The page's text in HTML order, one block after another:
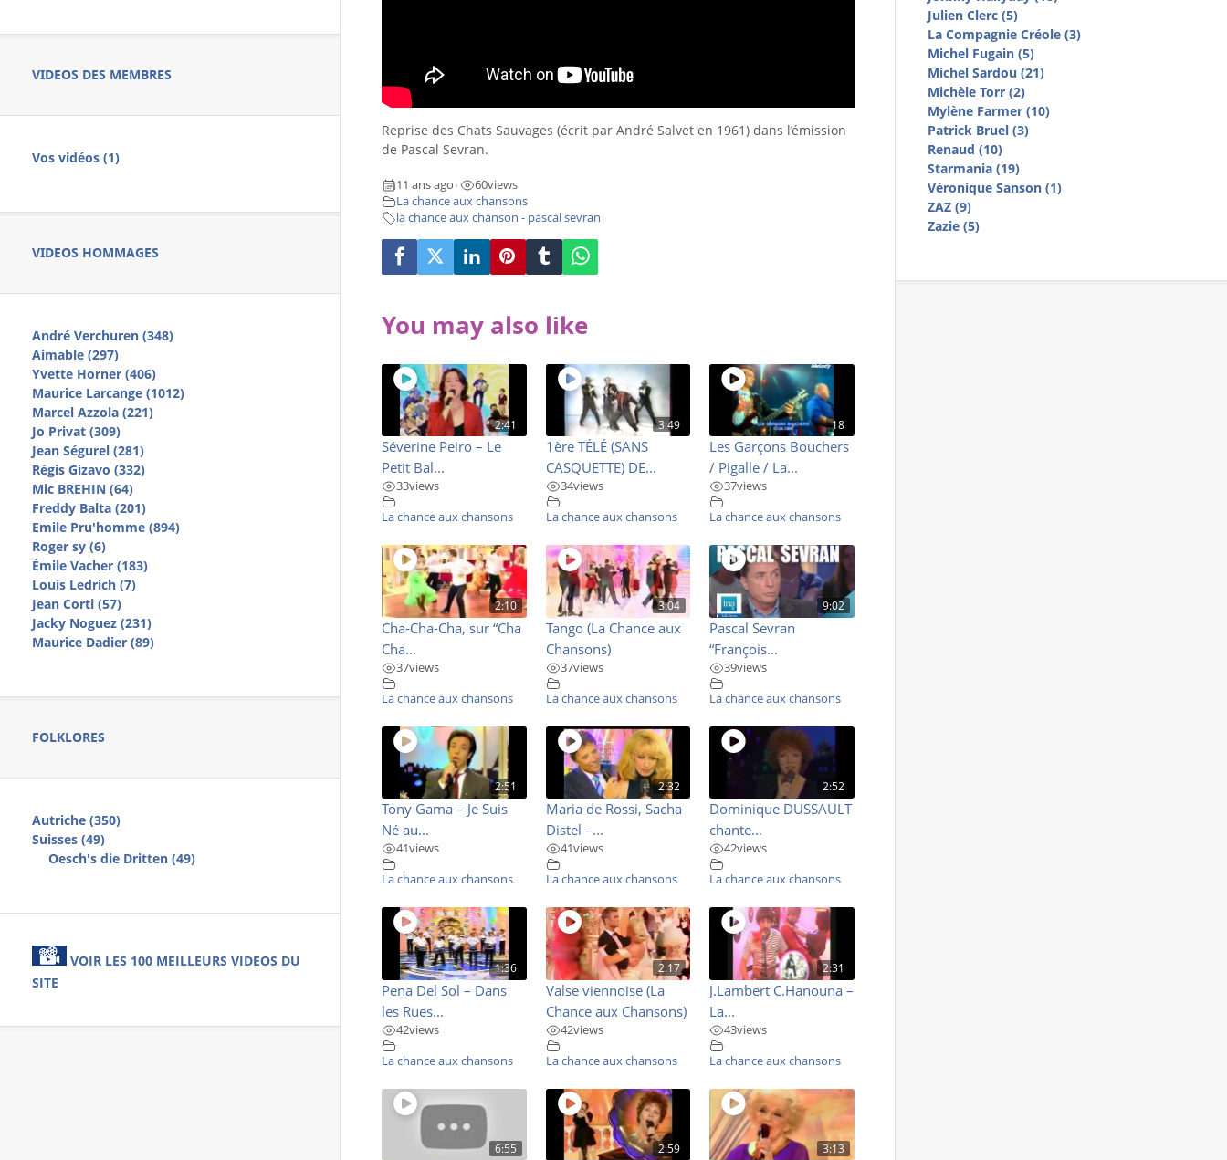
Julien Clerc (5)
La Compagnie Créole (3)
Michel Fugain (5)
Michel Sardou (21)
Michèle Torr (2)
Mylène Farmer (10)
Patrick Bruel (3)
Renaud (10)
Starmania (19)
Véronique Sanson (1)
ZAZ (9)
Zazie (5)
VIDEOS DES MEMBRES
Vos vidéos (1)
VIDEOS HOMMAGES
André Verchuren (348)
Aimable (297)
Yvette Horner (406)
Maurice Larcange (1012)
Marcel Azzola (221)
Jo Privat (309)
Jean Ségurel (281)
Régis Gizavo (332)
Mic BREHIN (64)
Freddy Balta (201)
Emile Pru'homme (894)
Roger sy (6)
Émile Vacher (183)
Louis Ledrich (7)
Jean Corti (57)
Jacky Noguez (231)
Maurice Dadier (89)
FOLKLORES
Autriche (350)
Suisses (49)
Oesch's die Dritten (49)
VOIR LES 100 MEILLEURS VIDEOS DU
SITE
Reprise des Chats Sauvages (écrit par André Salvet en 1961) dans l’émission
de Pascal Sevran.
11 ans ago • 60views
La chance aux chansons
la chance aux chanson - pascal sevran
You may also like
2:41
Séverine Peiro – Le
Petit Bal...
33views
La chance aux chansons
3:49
1ère TÉLÉ (SANS
CASQUETTE) DE...
34views
La chance aux chansons
18
Les Garçons Bouchers
/ Pigalle / La...
37views
La chance aux chansons
2:10
Cha-Cha-Cha, sur “Cha
Cha...
37views
La chance aux chansons
3:04
Tango (La Chance aux
Chansons)
37views
La chance aux chansons
9:02
Pascal Sevran
“François...
39views
La chance aux chansons
2:51
Tony Gama – Je Suis
Né au...
41views
La chance aux chansons
2:32
Maria de Rossi, Sacha
Distel –...
41views
La chance aux chansons
2:52
Dominique DUSSAULT
chante...
42views
La chance aux chansons
1:36
Pena Del Sol – Dans
les Rues...
42views
La chance aux chansons
2:17
Valse viennoise (La
Chance aux Chansons)
42views
La chance aux chansons
2:31
J.Lambert C.Hanouna –
La...
43views
La chance aux chansons
6:55 2:59 3:13